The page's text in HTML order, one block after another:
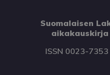
Suomalaisen
aikakauskirja
ISSN 0023-